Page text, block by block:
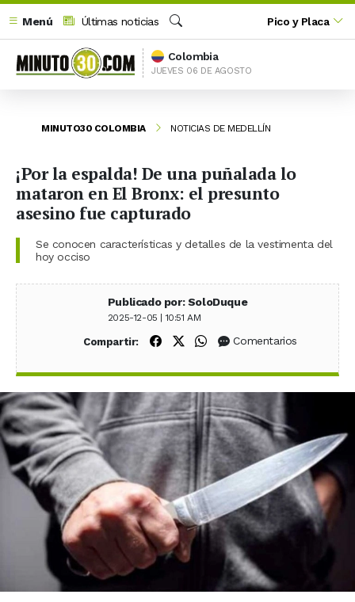
Menú
Últimas noticias
Buscar
Pico y Placa
Colombia
JUEVES 06 DE AGOSTO
MINUTO30 COLOMBIA NOTICIAS DE MEDELLÍN
¡Por la espalda! De una puñalada lo
mataron en El Bronx: el presunto
asesino fue capturado
Se conocen características y detalles de la vestimenta del
hoy occiso
Publicado por: SoloDuque
2025-12-05 | 10:51 AM
Compartir: Compartir en Facebook
Compartir en X (Twitter)
Compartir en WhatsApp
Comentarios